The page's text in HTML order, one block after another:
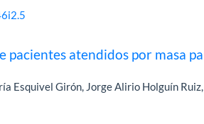
pacientes atendidos por masa
Esquivel Girón, Jorge Alirio Holguín